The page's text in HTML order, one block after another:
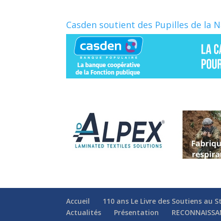
Casden soutient des Pupilles de la
Accueil 110 ans Le Livre des Soutiens au
Actualités
Présentation